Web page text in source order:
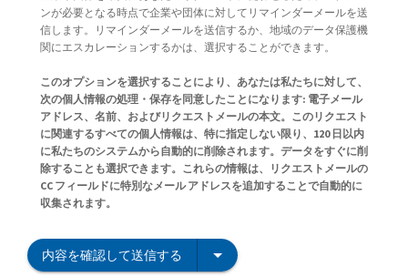
ンが必要となる時点で企業や団体に対してリマインダーメールを送
信します。リマインダーメールを送信するか、地域のデータ保護機
関にエスカレーションするかは、選択することができます。
このオプションを選択することにより、あなたは私たちに対して、
次の個人情報の処理・保存を同意したことになります: 電子メール
アドレス、名前、およびリクエストメールの本文。このリクエスト
に関連するすべての個人情報は、特に指定しない限り、120 日以内
に私たちのシステムから自動的に削除されます。データをすぐに削
除することも選択できます。これらの情報は、リクエストメールの
CC フィールドに特別なメール アドレスを追加することで自動的に
収集されます。
内容を確認して送信する